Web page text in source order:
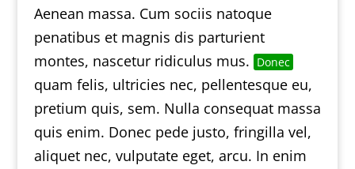
Aenean massa. Cum sociis natoque
penatibus et magnis dis parturient
montes, nascetur ridiculus mus. Donec
quam felis, ultricies nec, pellentesque eu,
pretium quis, sem. Nulla consequat massa
quis enim. Donec pede justo, fringilla vel,
aliquet nec, vulputate eget, arcu. In enim